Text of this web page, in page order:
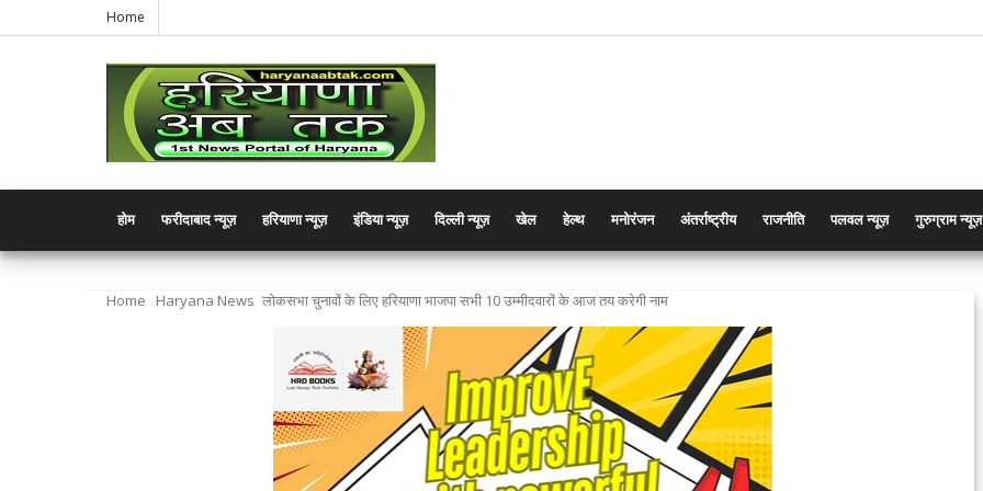
Home
होम फरीदाबाद न्यूज़ हरियाणा न्यूज़ इंडिया न्यूज़ दिल्ली न्यूज़ खेल हेल्थ मनोरंजन अंतर्राष्ट्रीय राजनीति पलवल न्यूज़ गुरुग्राम न्यूज़
Home Haryana News लोकसभा चुनावों के लिए हरियाणा भाजपा सभी 10 उम्मीदवारों के आज तय करेगी नाम